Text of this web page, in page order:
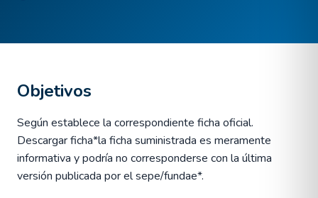
Objetivos
Según establece la correspondiente ficha oficial.
Descargar ficha*la ficha suministrada es meramente
informativa y podría no corresponderse con la última
versión publicada por el sepe/fundae*.